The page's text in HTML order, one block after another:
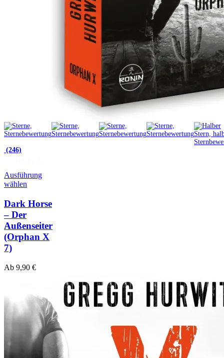
(246)
Ausführung
wählen
Dark Horse
– Der
Außenseiter
(Orphan X
7)
Ab 9,90 €